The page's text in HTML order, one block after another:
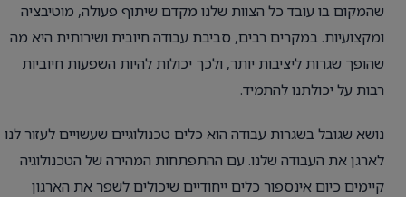
שהמקום בו עובד כל הצוות שלנו מקדם שיתוף פעולה, מוטיבציה
ומקצועיות. במקרים רבים, סביבת עבודה חיובית ושירותית היא מה
שהופך שגרות ליציבות יותר, ולכך יכולות להיות השפעות חיוביות
רבות על יכולתנו להתמיד.
נושא שגובל בשגרות עבודה הוא כלים טכנולוגיים שעשויים לעזור לנו
לארגן את העבודה שלנו. עם ההתפתחות המהירה של הטכנולוגיה
קיימים כיום אינספור כלים ייחודיים שיכולים לשפר את הארגון